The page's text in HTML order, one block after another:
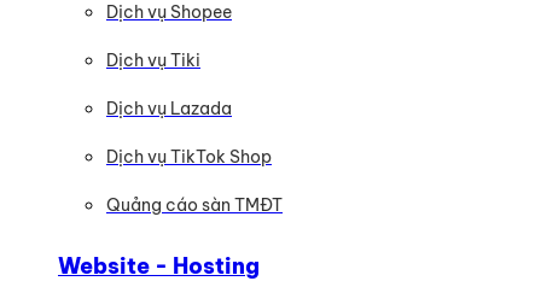
Dịch vụ Shopee
Dịch vụ Tiki
Dịch vụ Lazada
Dịch vụ TikTok Shop
Quảng cáo sàn TMĐT
Website - Hosting